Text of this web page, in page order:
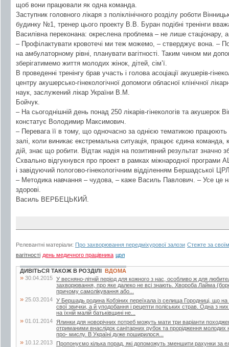
щоб вони працювали як одна команда.
Заступник головного лікаря з поліклінічного розділу роботи
будинку №1, тренер цього проекту В.В. Буран подібні тренінги
Василівна переконана: окреслена проблема – не лише стаціонару, а
– Профілактувати кровотечі ми теж можемо, – стверджує вона. –
на амбулаторному рівні, планувати вагітності. Таким чином ми
зберігатимемо життя молодих жінок, дітей, сім’ї.
В проведенні тренінгу брав участь і голова асоціації акушерів-
центру акушерсько-гінекологічної допомоги обласної клінічної
наук, заслужений лікар України В.М.
Бойчук.
– На сьогоднішній день понад 250 лікарів-гінекологів та акушерок
констатує Володимир Максимович.
– Перевага її в тому, що одночасно за однією тематикою працюють
залі, коли виникає екстремальна ситуація, працює єдина команда,
дій, знає що робити. Відтак надія на позитивний результат значно
Схвально відгукнувся про проект в рамках міжнародної програми
і завідуючий пологово-гінекологічним відділенням Бершадської
– Методика навчання – чудова, – каже Василь Павлович. – Усе це
здорові.
Василь ВЕРБЕЦЬКИЙ.
Релевантні матеріали: Про захворювання передміхурової залози Стежте за
вагітності день медичного працівника црл
ДИВІТЬСЯ ТАКОЖ В РОЗДІЛІ ВДОМА
» 30.04.2015 У весняно-літній період для кожного з нас, особливо ж для
захворювання, про яке далеко не всі знають. Хвороба Лайма
причому самолікування або...
» 25.03.2014 У Бершадь родина Кобзіних переїхала із селища Городниці, що
свої звички, а й уподобання і рецепти поліських страв. Одна з
на їхній малій батьківщині не...
» 01.01.2014
Ялинки для новорічних потреб можуть мати три варіанти
отриманими внаслідок санітарних рубок та прорідження
про- мислу. В Україні дуже поширилося...
» 10.12.2013 Пропонуємо кілька порад, які допоможуть зменшити рахунки за